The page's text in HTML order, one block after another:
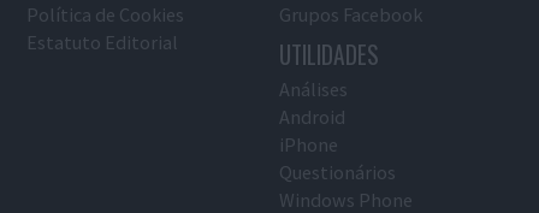
Política de Cookies
Estatuto Editorial
Grupos Facebook
UTILIDADES
Análises
Android
iPhone
Questionários
Windows Phone